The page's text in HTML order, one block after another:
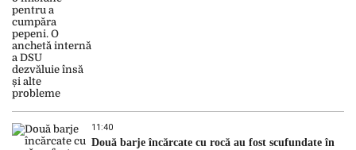
11:40
Două barje încărcate cu rocă au fost scufundate în